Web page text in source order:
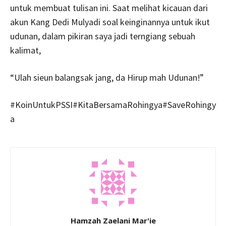
untuk membuat tulisan ini. Saat melihat kicauan dari
akun Kang Dedi Mulyadi soal keinginannya untuk ikut
udunan, dalam pikiran saya jadi terngiang sebuah
kalimat,
“Ulah sieun balangsak jang, da Hirup mah Udunan!”
#KoinUntukPSSI#KitaBersamaRohingya#SaveRohingy
a
Hamzah Zaelani Mar'ie